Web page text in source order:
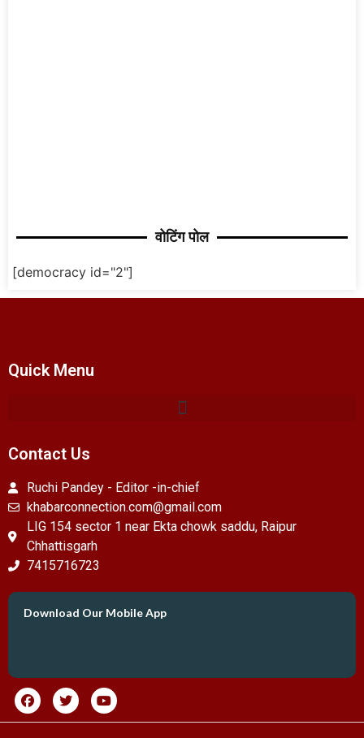
वोटिंग पोल
[democracy id="2"]
Quick Menu
Contact Us
Ruchi Pandey - Editor -in-chief
khabarconnection.com@gmail.com
LIG 154 sector 1 near Ekta chowk saddu, Raipur
Chhattisgarh
7415716723
Download Our Mobile App